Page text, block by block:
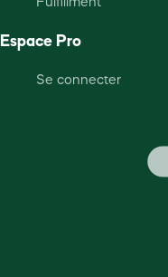
Espace Pro
Se connecter